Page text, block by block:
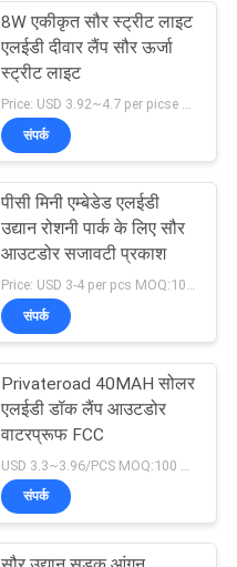
8W एकीकृत सौर स्ट्रीट लाइट
एलईडी दीवार लैंप सौर ऊर्जा
स्ट्रीट लाइट
संपर्क
पीसी मिनी एम्बेडेड एलईडी
उद्यान रोशनी पार्क के लिए सौर
आउटडोर सजावटी प्रकाश
संपर्क
Privateroad 40MAH सोलर
एलईडी डॉक लैंप आउटडोर
वाटरप्रूफ FCC
संपर्क